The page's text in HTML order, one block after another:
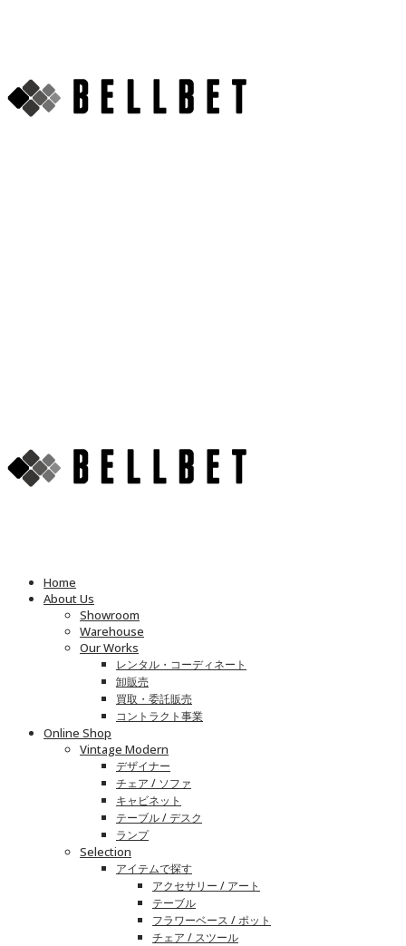
Home
About Us
Showroom
Warehouse
Our Works
レンタル・コーディネート
卸販売
買取・委託販売
コントラクト事業
Online Shop
Vintage Modern
デザイナー
チェア / ソファ
キャビネット
テーブル / デスク
ランプ
Selection
アイテムで探す
アクセサリー / アート
テーブル
フラワーベース / ポット
チェア / スツール